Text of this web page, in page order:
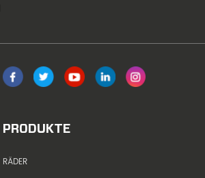
PRODUKTE
RÄDER